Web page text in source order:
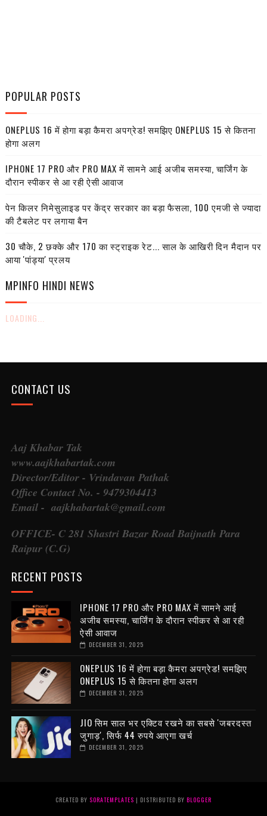
POPULAR POSTS
ONEPLUS 16 में होगा बड़ा कैमरा अपग्रेड! समझिए ONEPLUS 15 से कितना
होगा अलग
IPHONE 17 PRO और PRO MAX में सामने आई अजीब समस्या, चार्जिंग के
दौरान स्पीकर से आ रही ऐसी आवाज
पेन किलर निमेसुलाइड पर केंद्र सरकार का बड़ा फैसला, 100 एमजी से ज्यादा
की टैबलेट पर लगाया बैन
30 चौके, 2 छक्के और 170 का स्ट्राइक रेट... साल के आखिरी दिन मैदान पर
आया 'पांड्या' प्रलय
MPINFO HINDI NEWS
LOADING...
CONTACT US
Aaj Khabar Tak
www.aajkhabartak.com
Director/Editor - Vrindavan Pathak
Office Contact No. - 9479304413
Email - aajkhabartak@gmail.com
OFFICE- C 281 Shastri Bazar Road Baijnath Para
Raipur (C.G)
RECENT POSTS
IPHONE 17 PRO और PRO MAX में सामने आई
अजीब समस्या, चार्जिंग के दौरान स्पीकर से आ रही
ऐसी आवाज
DECEMBER 31, 2025
ONEPLUS 16 में होगा बड़ा कैमरा अपग्रेड! समझिए
ONEPLUS 15 से कितना होगा अलग
DECEMBER 31, 2025
JIO सिम साल भर एक्टिव रखने का सबसे 'जबरदस्त
जुगाड़', सिर्फ 44 रुपये आएगा खर्च
DECEMBER 31, 2025
CREATED BY SORATEMPLATES | DISTRIBUTED BY BLOGGER